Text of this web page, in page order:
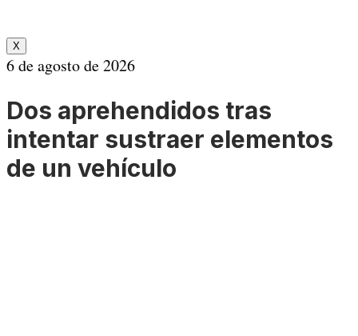
X
6 de agosto de 2026
Dos aprehendidos tras
intentar sustraer elementos
de un vehículo